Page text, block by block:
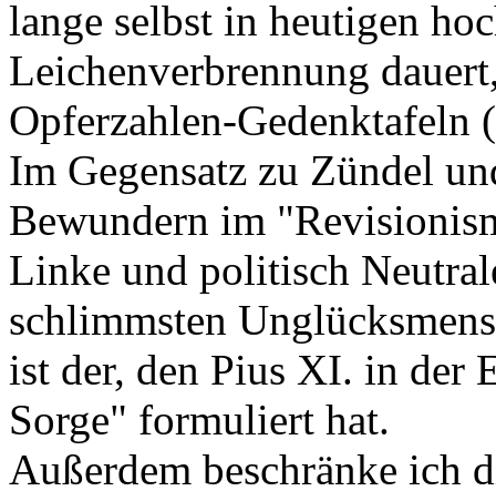
lange selbst in heutigen
Leichenverbrennung
Opferzahlen-Gedenktafeln
Im Gegensatz zu Zündel
Bewundern im
Linke und politisch
schlimmsten
ist der, den Pius XI. in der
Sorge" formuliert hat.
Außerdem beschränke ich